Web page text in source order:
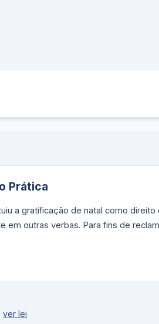
Prática
a gratificação de natal como
em outras verbas. Para fins de
ver lei